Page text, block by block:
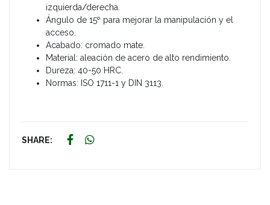
izquierda/derecha.
Ángulo de 15º para mejorar la manipulación y el
acceso.
Acabado: cromado mate.
Material: aleación de acero de alto rendimiento.
Dureza: 40-50 HRC.
Normas: ISO 1711-1 y DIN 3113.
SHARE: